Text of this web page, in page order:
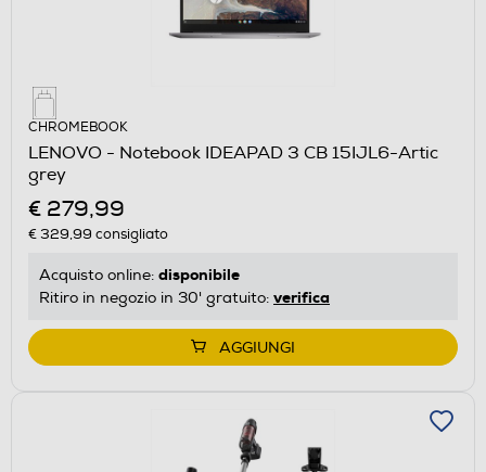
CHROMEBOOK
LENOVO - Notebook IDEAPAD 3 CB 15IJL6-Artic
grey
€ 279,99
€ 329,99 consigliato
Acquisto online: disponibile
Ritiro in negozio in 30' gratuito: verifica
AGGIUNGI